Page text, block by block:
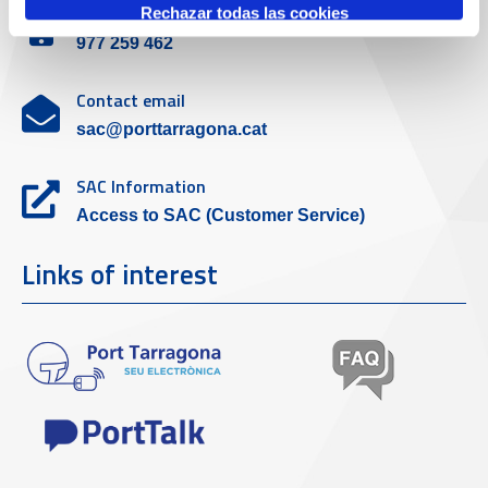
Rechazar todas las cookies
Contact phone
977 259 462
Contact email
sac@porttarragona.cat
SAC Information
Access to SAC (Customer Service)
Links of interest